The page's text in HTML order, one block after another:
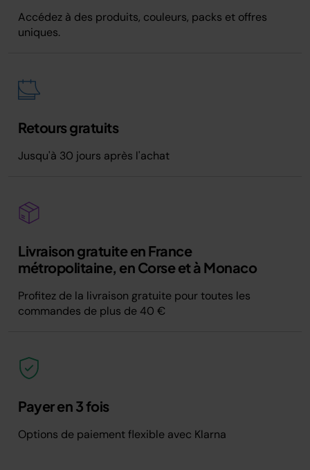
Accédez à des produits, couleurs, packs et offres
uniques.
Retours gratuits
Jusqu'à 30 jours après l'achat
Livraison gratuite en France
métropolitaine, en Corse et à Monaco
Profitez de la livraison gratuite pour toutes les
commandes de plus de 40 €
Payer en 3 fois
Options de paiement flexible avec Klarna